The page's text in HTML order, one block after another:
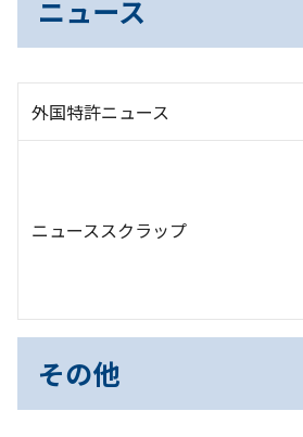
ニュース
外国特許ニュース
ニューススクラップ
その他